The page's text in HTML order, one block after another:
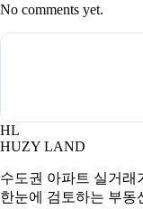
No comments yet.
HL
HUZY LAND
수도권 아파트 실거래
한눈에 검토하는 부동